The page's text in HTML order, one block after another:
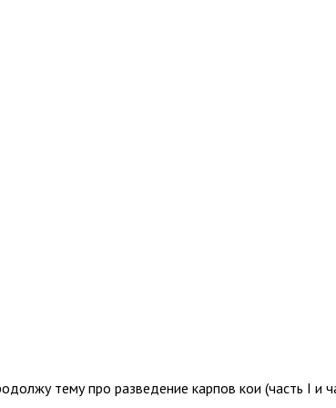
тему про разведение карпов кои (часть I и